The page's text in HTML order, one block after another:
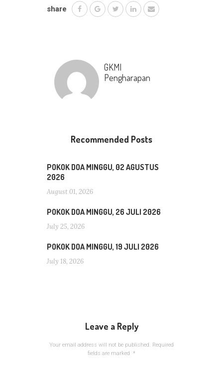
share
GKMI
Pengharapan
Recommended Posts
POKOK DOA MINGGU, 02 AGUSTUS
2026
August 01, 2026
POKOK DOA MINGGU, 26 JULI 2026
July 25, 2026
POKOK DOA MINGGU, 19 JULI 2026
July 18, 2026
Leave a Reply
Your email address will not be published. Required
fields are marked *